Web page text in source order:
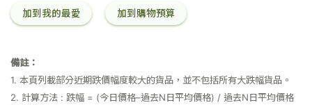
加到我的最愛 加到購物預算
備註：
1. 本頁列載部分近期跌價幅度較大的貨品，並不包括所有大跌幅貨品。
2. 計算方法 : 跌幅 = (今日價格–過去N日平均價格) / 過去N日平均價格